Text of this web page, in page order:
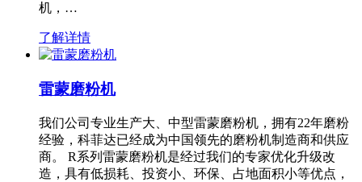
机，…
了解详情
雷蒙磨粉机
我们公司专业生产大、中型雷蒙磨粉机，拥有22年磨粉
经验，科菲达已经成为中国领先的磨粉机制造商和供应
商。 R系列雷蒙磨粉机是经过我们的专家优化升级改
造，具有低损耗、投资小、环保、占地面积小等优点，